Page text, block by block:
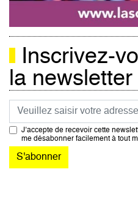
Inscrivez-
la newsletter
Courriel
J’accepte de recevoir cette
me désabonner facilement à tout